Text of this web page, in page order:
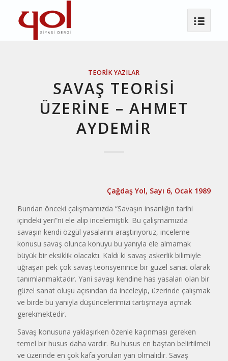
TEORIK YAZILAR
SAVAŞ TEORİSİ
ÜZERİNE – AHMET
AYDEMIR
Çağdaş Yol, Sayı 6, Ocak 1989
Bundan önceki çalışmamızda “Savaşın insanlığın tarihi
içindeki yeri”ni ele alıp incelemiştik. Bu çalışmamızda
savaşın kendi özgül yasalarını araştırıyoruz, inceleme
konusu savaş olunca konuyu bu yanıyla ele almamak
büyük bir eksiklik olacaktı. Kaldı ki savaş askerlik bilimiyle
uğraşan pek çok savaş teorisyenince bir güzel sanat olarak
tanımlanmaktadır. Yani savaşı kendine has yasaları olan bir
güzel sanat oluşu açısından da inceleyip, üzerinde çalışmak
ve birde bu yanıyla düşüncelerimizi tartışmaya açmak
gerekmektedir.
Savaş konusuna yaklaşırken özenle kaçınması gereken
temel bir husus daha vardır. Bu husus en baştan belirtilmeli
ve üzerinde en çok kafa yorulan yan olmalıdır. Savaş